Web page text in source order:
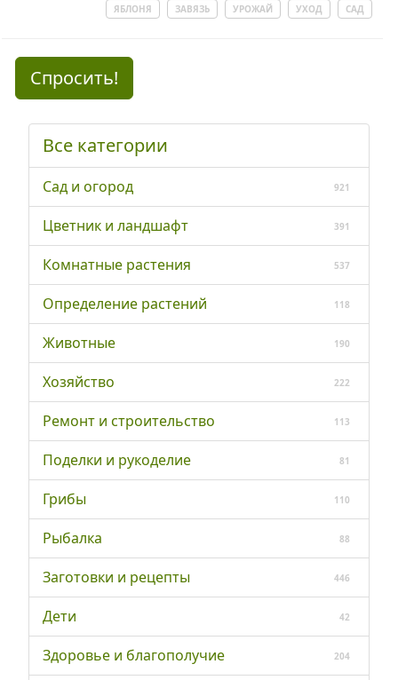
ЯБЛОНЯ ЗАВЯЗЬ УРОЖАЙ УХОД САД
Спросить!
Все категории
Сад и огород 921
Цветник и ландшафт 391
Комнатные растения 537
Определение растений 118
Животные 190
Хозяйство 222
Ремонт и строительство 113
Поделки и рукоделие 81
Грибы 110
Рыбалка 88
Заготовки и рецепты 446
Дети 42
Здоровье и благополучие 204